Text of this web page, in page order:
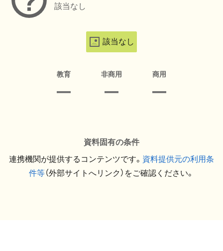
該当なし
該当なし
教育 非商用 商用
資料固有の条件
連携機関が提供するコンテンツです。 資料提供元の利用条
件等（外部サイトへリンク）をご確認ください。